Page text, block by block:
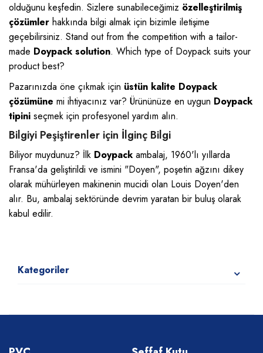
olduğunu keşfedin. Sizlere sunabileceğimiz özelleştirilmiş
çözümler hakkında bilgi almak için bizimle iletişime
geçebilirsiniz. Stand out from the competition with a tailor-
made Doypack solution. Which type of Doypack suits your
product best?
Pazarınızda öne çıkmak için üstün kalite Doypack
çözümüne mi ihtiyacınız var? Ürününüze en uygun Doypack
tipini seçmek için profesyonel yardım alın.
Bilgiyi Peşiştirenler için İlginç Bilgi
Biliyor muydunuz? İlk Doypackambalaj, 1960'lı yıllarda
Fransa'da geliştirildi ve ismini "Doyen", poşetin ağzını dikey
olarak mühürleyen makinenin mucidi olan Louis Doyen'den
alır. Bu, ambalaj sektöründe devrim yaratan bir buluş olarak
kabul edilir.
Kategoriler